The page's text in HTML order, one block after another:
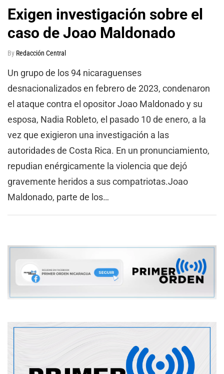
Exigen investigación sobre el
caso de Joao Maldonado
By Redacción Central
Un grupo de los 94 nicaraguenses
desnacionalizados en febrero de 2023, condenaron
el ataque contra el opositor Joao Maldonado y su
esposa, Nadia Robleto, el pasado 10 de enero, a la
vez que exigieron una investigación a las
autoridades de Costa Rica. En un pronunciamiento,
repudian enérgicamente la violencia que dejó
gravemente heridos a sus compatriotas.Joao
Maldonado, parte de los…